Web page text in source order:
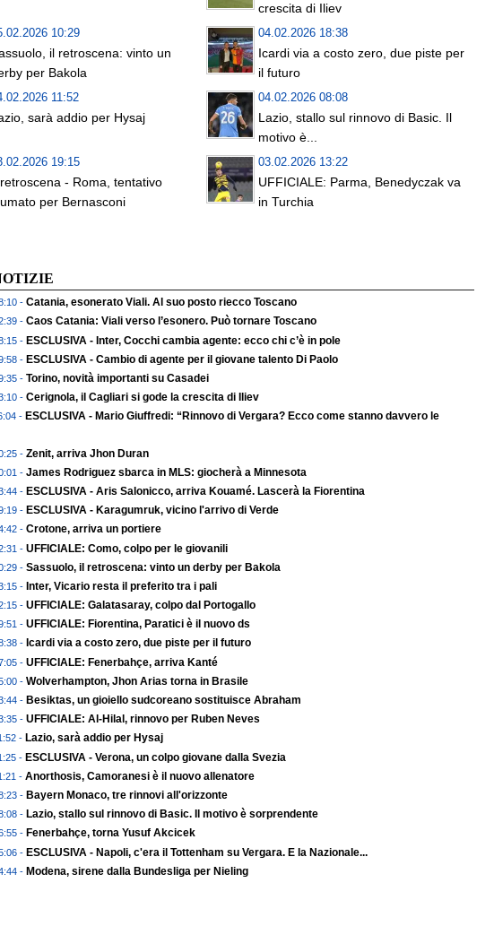
crescita di Iliev
10:29
il retroscena: vinto un
per Bakola
04.02.2026 18:38
Icardi via a costo zero, due piste per
il futuro
11:52
sarà addio per Hysaj
04.02.2026 08:08
Lazio, stallo sul rinnovo di Basic. Il
motivo è...
19:15
- Roma, tentativo
per Bernasconi
03.02.2026 13:22
UFFICIALE: Parma, Benedyczak va
in Turchia
- Catania, esonerato Viali. Al suo posto riecco Toscano
- Caos Catania: Viali verso l’esonero. Può tornare Toscano
- ESCLUSIVA - Inter, Cocchi cambia agente: ecco chi c’è in pole
- ESCLUSIVA - Cambio di agente per il giovane talento Di Paolo
- Torino, novità importanti su Casadei
- Cerignola, il Cagliari si gode la crescita di Iliev
- ESCLUSIVA - Mario Giuffredi: “Rinnovo di Vergara? Ecco come stanno davvero le
- Zenit, arriva Jhon Duran
- James Rodriguez sbarca in MLS: giocherà a Minnesota
- ESCLUSIVA - Aris Salonicco, arriva Kouamé. Lascerà la Fiorentina
- ESCLUSIVA - Karagumruk, vicino l'arrivo di Verde
- Crotone, arriva un portiere
- UFFICIALE: Como, colpo per le giovanili
- Sassuolo, il retroscena: vinto un derby per Bakola
- Inter, Vicario resta il preferito tra i pali
- UFFICIALE: Galatasaray, colpo dal Portogallo
- UFFICIALE: Fiorentina, Paratici è il nuovo ds
- Icardi via a costo zero, due piste per il futuro
- UFFICIALE: Fenerbahçe, arriva Kanté
- Wolverhampton, Jhon Arias torna in Brasile
- Besiktas, un gioiello sudcoreano sostituisce Abraham
- UFFICIALE: Al-Hilal, rinnovo per Ruben Neves
- Lazio, sarà addio per Hysaj
- ESCLUSIVA - Verona, un colpo giovane dalla Svezia
- Anorthosis, Camoranesi è il nuovo allenatore
- Bayern Monaco, tre rinnovi all'orizzonte
- Lazio, stallo sul rinnovo di Basic. Il motivo è sorprendente
- Fenerbahçe, torna Yusuf Akcicek
- ESCLUSIVA - Napoli, c'era il Tottenham su Vergara. E la Nazionale...
- Modena, sirene dalla Bundesliga per Nieling